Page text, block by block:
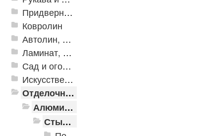
Придверные решетки
Ковролин
Автолин, Транслин, Линолеум
Ламинат, Кварцвиниловая плитка SPC
Сад и огород
Искусственная трава
Отделочные профили
Алюминиевые пороги
Стыкоперекрывающие алюминиевые пороги